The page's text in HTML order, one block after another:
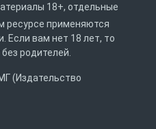
18+, отдельные
ресурсе применяются
Если вам нет 18 лет, то
родителей.
(Издательство